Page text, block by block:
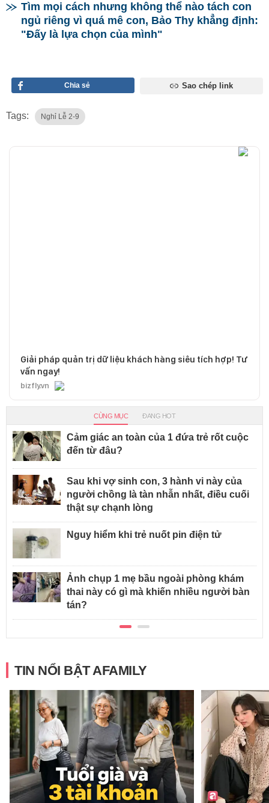
Tìm mọi cách nhưng không thể nào tách con
ngủ riêng vì quá mê con, Bảo Thy khẳng định:
"Đấy là lựa chọn của mình"
Chia sẻ Sao chép link
Tags: Nghỉ Lễ 2-9
Giải pháp quản trị dữ liệu khách hàng siêu tích hợp! Tư
vấn ngay!
bizfly.vn
CÙNG MỤC ĐANG HOT
Cảm giác an toàn của 1 đứa trẻ rốt cuộc
đến từ đâu?
Sau khi vợ sinh con, 3 hành vi này của
người chồng là tàn nhẫn nhất, điều cuối
thật sự chạnh lòng
Nguy hiểm khi trẻ nuốt pin điện tử
Ảnh chụp 1 mẹ bầu ngoài phòng khám
thai này có gì mà khiến nhiều người bàn
tán?
TIN NỔI BẬT AFAMILY